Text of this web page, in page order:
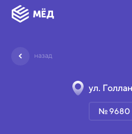
назад
ул.
№ 9680